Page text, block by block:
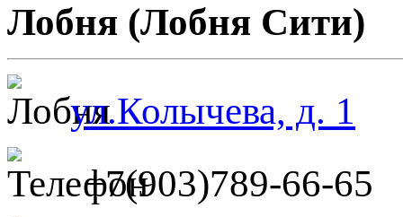
Лобня (Лобня Сити)
ул.Колычева, д. 1
+7(903)789-66-65